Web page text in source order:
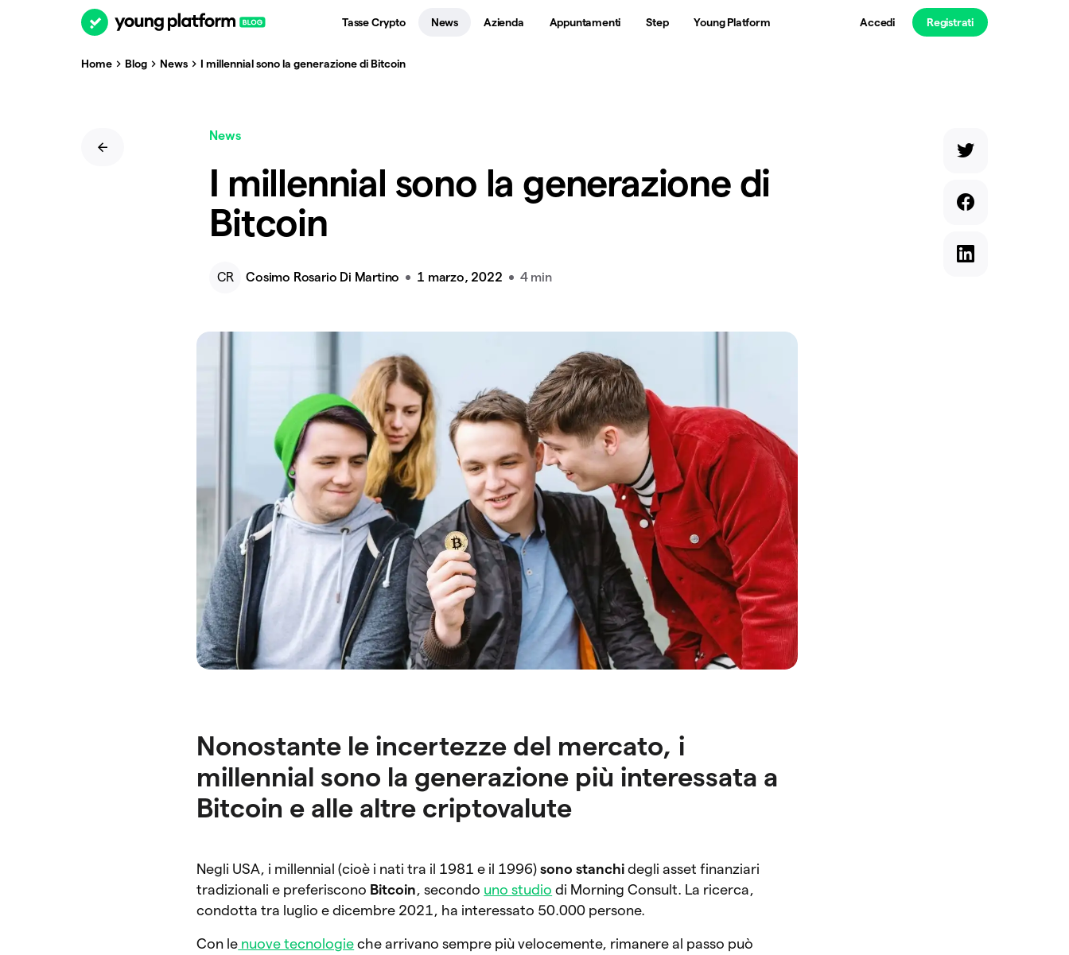
Appuntamenti
Azienda
News Step
Tasse Crypto Young Platform Accedi Registrati
Home Blog News I millennial sono la generazione di Bitcoin
News
I millennial sono la generazione di
Bitcoin
CR Cosimo Rosario Di Martino 1 marzo, 2022 4 min
Nonostante le incertezze del mercato, i
millennial sono la generazione più interessata a
Bitcoin e alle altre criptovalute
Negli USA, i millennial (cioè i nati tra il 1981 e il 1996)sono stanchi degli asset finanziari
tradizionali e preferiscono Bitcoin , secondo uno studio di Morning Consult. La ricerca,
condotta tra luglio e dicembre 2021, ha interessato 50.000 persone.
Con le nuove tecnologie che arrivano sempre più velocemente, rimanere al passo può